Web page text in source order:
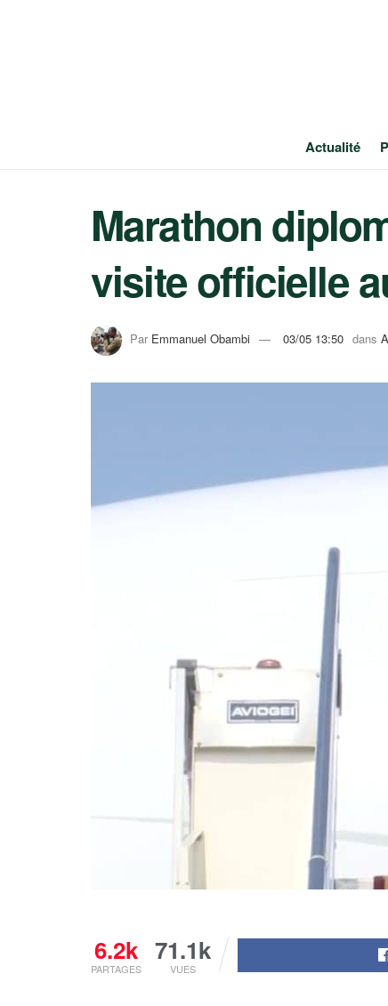
Actualité
Marathon
visite officielle
Par Emmanuel Obambi 03/05 13:50 dans
6.2k
PARTAGES
71.1k
VUES